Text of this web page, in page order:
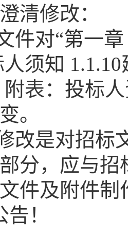
清修改：
件对“第一章
须知
附表：投标
。
改是对招标
分，应与招
件及附件制
！